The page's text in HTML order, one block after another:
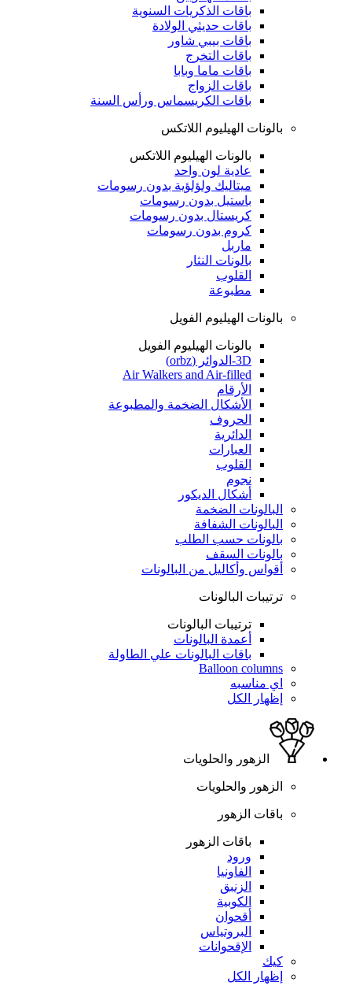
باقات الذكريات السنوية
باقات حديثي الولادة
باقات بيبي شاور
باقات التخرج
باقات ماما وبابا
باقات الزواج
باقات الكريسماس ورأس السنة
بالونات الهيليوم اللاتكس
بالونات الهيليوم اللاتكس
عادية لون واحد
ميتاليك ولؤلؤية بدون رسومات
باستيل بدون رسومات
كريستال بدون رسومات
كروم بدون رسومات
ماربل
بالونات النثار
القلوب
مطبوعة
بالونات الهيليوم الفويل
بالونات الهيليوم الفويل
3D-الدوائر (orbz)
Air Walkers and Air-filled
الأرقام
الأشكال الضخمة والمطبوعة
الحروف
الدائرية
العبارات
القلوب
نجوم
أشكال الديكور
البالونات الضخمة
البالونات الشفافة
بالونات حسب الطلب
بالونات السقف
أقواس وأكاليل من البالونات
ترتيبات البالونات
ترتيبات البالونات
أعمدة البالونات
باقات البالونات علي الطاولة
Balloon columns
اي مناسبه
إظهار الكل
الزهور والحلويات
الزهور والحلويات
باقات الزهور
باقات الزهور
ورود
الفاونيا
الزنبق
الكوبية
أقحوان
البروتياس
الإقحوانات
كيك
إظهار الكل